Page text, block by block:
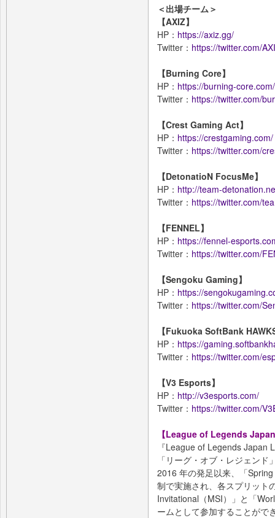
＜出場チーム＞
【AXIZ】
HP： https://axiz.gg/
Twitter： https://twitter.com/
【Burning Core】
HP： https://burning-core.com/
Twitter： https://twitter.com/
【Crest Gaming Act】
HP： https://crestgaming.com/
Twitter： https://twitter.com/
【DetonatioN FocusMe】
HP： http://team-
Twitter： https://twitter.com/
【FENNEL】
HP： https://fennel-
Twitter： https://twitter.com/
【Sengoku Gaming】
HP： https://
Twitter： https://twitter.com/
【Fukuoka SoftBank
HP： https://
Twitter： https://twitter.com/
【V3 Esports】
HP： http://v3esports.com/
Twitter： https://twitter.com/
【League of Legends
『League of Legends Japan
「リーグ・オブ・レジェン
2016 年の発足以来、「
制で実施され、各スプリット
Invitational（MSI）」と「
ームとして参加することがで